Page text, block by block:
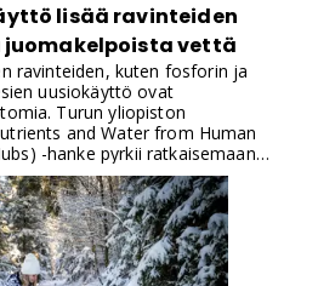
lisää ravinteiden
vettä
ravinteiden, kuten fosforin ja
uusiokäyttö ovat
Turun yliopiston
and Water from Human
-hanke pyrkii ratkaisemaan
toimin.